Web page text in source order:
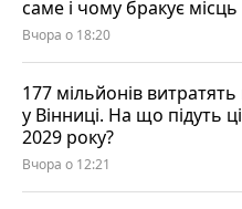
саме і чому бракує місць
Вчора о 18:20
177 мільйонів
у Вінниці. На що підуть
2029 року?
Вчора о 12:21